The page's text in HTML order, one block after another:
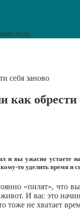
себя заново
как обрести
и вы ужасно устаете
то уделить время и
«пилят», что
живот. И вас это
тоже не хватает